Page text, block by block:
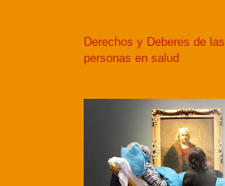
Derechos y Deberes de las
personas en salud